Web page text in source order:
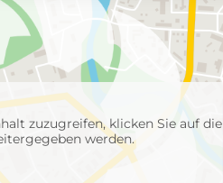
zuzugreifen, klicken Sie auf die
werden.